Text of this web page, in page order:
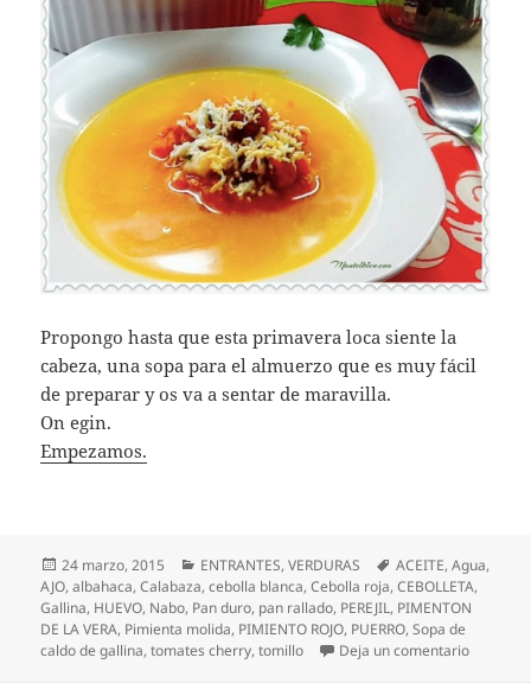
Propongo hasta que esta primavera loca siente la
cabeza, una sopa para el almuerzo que es muy fácil
de preparar y os va a sentar de maravilla.
On egin.
Empezamos.
Publicado
el
24 marzo, 2015 Categorías
ENTRANTES,VERDURAS Etiquetas
ACEITE,Agua,
AJO,albahaca,Calabaza,cebolla blanca,Cebolla roja,CEBOLLETA,
Gallina, HUEVO, Nabo, Pan duro, pan rallado, PEREJIL, PIMENTON
DE LA VERA, Pimienta molida, PIMIENTO ROJO, PUERRO,Sopa de
caldo de gallina,tomates cherry,tomillo Deja un comentarioen Sopa